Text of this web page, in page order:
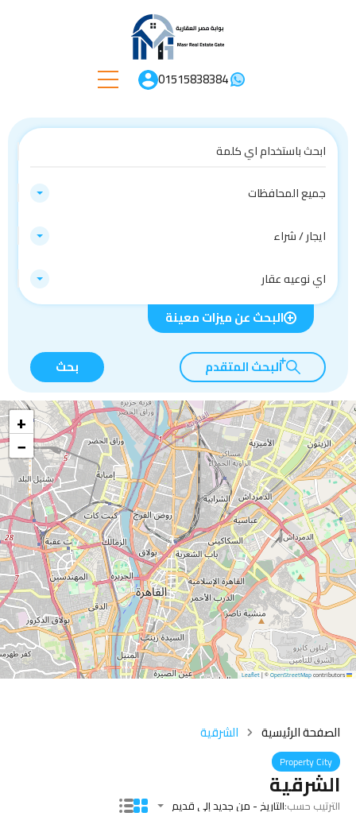
01515838384
جميع المحافظات
ايجار / شراء
اي نوعيه عقار
البحث عن ميزات معينة
البحث المتقدم بحث
+
−
Leaflet
|©OpenStreetMapcontributors
الصفحة الرئيسية الشرقية
Property City
الشرقية
الترتيب حسب:التاريخ - من جديد إلى قديم